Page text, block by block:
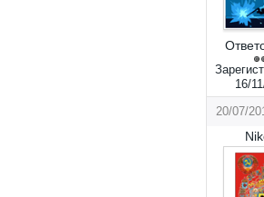
16/
20/07/